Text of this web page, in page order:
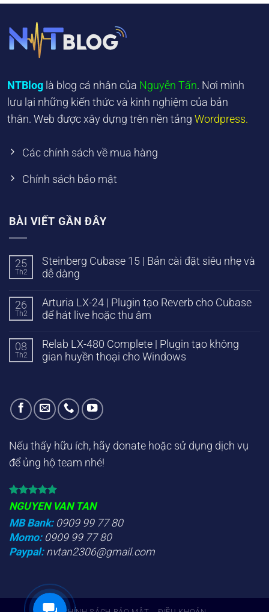
NTBlog là blog cá nhân của Nguyễn Tấn. Nơi mình
lưu lại những kiến thức và kinh nghiệm của bản
thân. Web được xây dựng trên nền tảng Wordpress.
Các chính sách về mua hàng
Chính sách bảo mật
BÀI VIẾT GẦN ĐÂY
25
Th2
Steinberg Cubase 15 | Bản cài đặt siêu nhẹ và
dễ dàng
26
Th2
Arturia LX-24 | Plugin tạo Reverb cho Cubase
để hát live hoặc thu âm
08
Th2
Relab LX-480 Complete | Plugin tạo không
gian huyền thoại cho Windows
Nếu thấy hữu ích, hãy donate hoặc sử dụng dịch vụ
để ủng hộ team nhé!
NGUYEN VAN TAN
MB Bank:0909 99 77 80
Momo:0909 99 77 80
Paypal:nvtan2306@gmail.com